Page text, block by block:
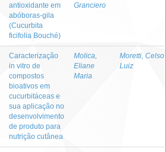
antioxidante em
abóboras-gila
(Cucurbita
ficifolia Bouché)
Granciero
Caracterização
in vitro de
compostos
bioativos em
cucurbitáceas e
sua aplicação no
desenvolvimento
de produto para
nutrição cutânea
Molica,
Eliane
Maria
Moretti, Celso
Luiz